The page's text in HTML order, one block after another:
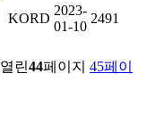
KORD
2023-
01-10
2491
열린44페이지 45페이